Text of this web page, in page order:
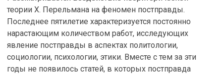
теории Х. Перельмана на феномен постправды.
Последнее пятилетие характеризуется постоянно
нарастающим количеством работ, исследующих
явление постправды в аспектах политологии,
социологии, психологии, этики. Вместе с тем за эти
годы не появилось статей, в которых постправда